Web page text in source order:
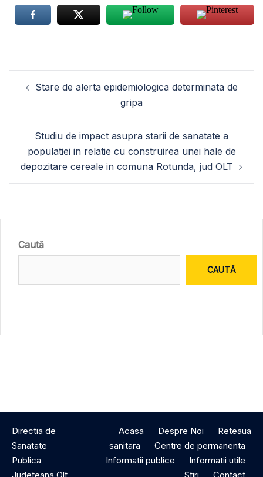
Navigare
Stare de alerta epidemiologica determinata de
gripa
Studiu de impact asupra starii de sanatate a
populatiei in relatie cu construirea unei hale de
depozitare cereale in comuna Rotunda, jud OLT
Caută
CAUTĂ
Directia de
Sanatate
Publica
Judeteana Olt
Acasa Despre Noi
Reteaua
sanitara
Centre de permanenta
Informatii publice
Informatii utile
Stiri
Contact